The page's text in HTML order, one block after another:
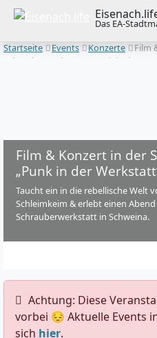
Das EA-
Startseite
Events Konzerte
Film
Schrauberwerkstatt: „Punk in der
Film & Konzert in der
„Punk in der
Taucht ein in die rebellische Welt
Schleimkeim & erlebt einen
Schrauberwerkstatt in Schweina.
Achtung: Diese
vorbei 😔 Aktuelle Events
sich hier.